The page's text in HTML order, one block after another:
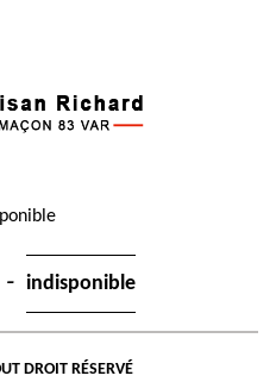
- indisponible
DROIT RÉSERVÉ